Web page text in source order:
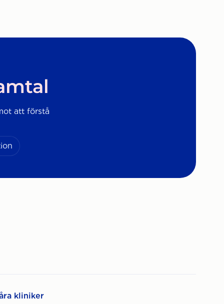
att förstå
kliniker